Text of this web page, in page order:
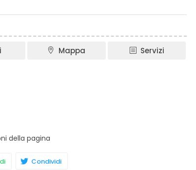
Mappa Servizi
della pagina
Condividi